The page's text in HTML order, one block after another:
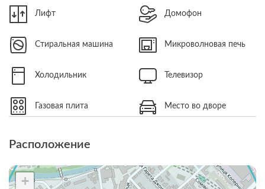
Лифт Домофон
Стиральная машина Микроволновая печь
Холодильник Телевизор
Газовая плита Место во дворе
Расположение
+